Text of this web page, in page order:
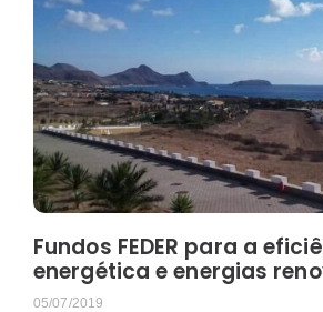
Fundos FEDER para a
energética e energias
05/07/2019